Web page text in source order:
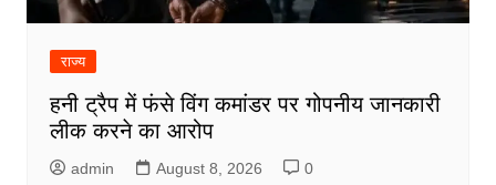
राज्य
हनी ट्रैप में फंसे विंग कमांडर पर गोपनीय जानकारी
लीक करने का आरोप
admin August 8, 2026 0